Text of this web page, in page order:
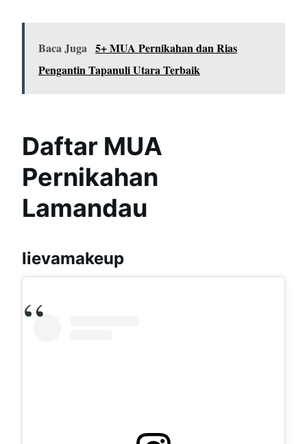
Baca Juga 5+ MUA Pernikahan dan Rias
Pengantin Tapanuli Utara Terbaik
Daftar MUA
Pernikahan
Lamandau
lievamakeup